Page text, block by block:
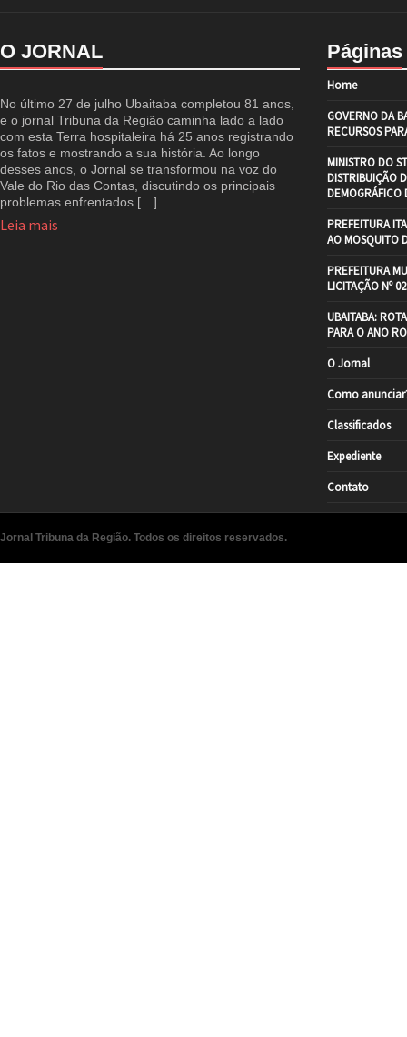
O JORNAL
No último 27 de julho Ubaitaba completou 81 anos,
e o jornal Tribuna da Região caminha lado a lado
com esta Terra hospitaleira há 25 anos registrando
os fatos e mostrando a sua história. Ao longo
desses anos, o Jornal se transformou na voz do
Vale do Rio das Contas, discutindo os principais
problemas enfrentados […]
Leia mais
Páginas
Home
GOVERNO DA
RECURSOS
MINISTRO DO
DISTRIBUIÇÃO
DEMOGRÁFICO
PREFEITURA
AO MOSQUITO
PREFEITURA
LICITAÇÃO Nº
UBAITABA:
PARA O ANO
O Jornal
Como
Classificados
Expediente
Contato
Jornal Tribuna da Região. Todos os direitos reservados.